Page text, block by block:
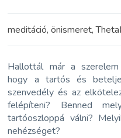
meditáció, önismeret,
Hallottál már a szerelem
hogy a tartós és
szenvedély és az
felépíteni? Benned
tartóoszloppá válni?
nehézséget?